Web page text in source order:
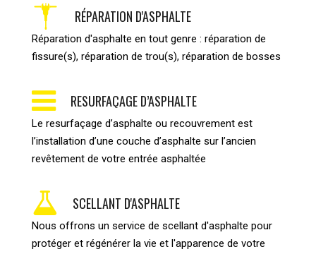
RÉPARATION D'ASPHALTE
Réparation d'asphalte en tout genre : réparation de
fissure(s), réparation de trou(s), réparation de bosses
RESURFAÇAGE D’ASPHALTE
Le resurfaçage d’asphalte ou recouvrement est
l’installation d’une couche d’asphalte sur l’ancien
revêtement de votre entrée asphaltée
SCELLANT D'ASPHALTE
Nous offrons un service de scellant d'asphalte pour
protéger et régénérer la vie et l'apparence de votre